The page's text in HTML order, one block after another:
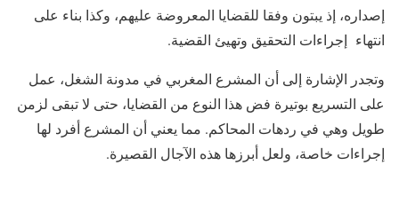
إصداره، إذ يبتون وفقا للقضايا المعروضة عليهم، وكذا بناء على
انتهاء إجراءات التحقيق وتهيئ القضية.
وتجدر الإشارة إلى أن المشرع المغربي في مدونة الشغل، عمل
على التسريع بوتيرة فض هذا النوع من القضايا، حتى لا تبقى لزمن
طويل وهي في ردهات المحاكم. مما يعني أن المشرع أفرد لها
إجراءات خاصة، ولعل أبرزها هذه الآجال القصيرة.